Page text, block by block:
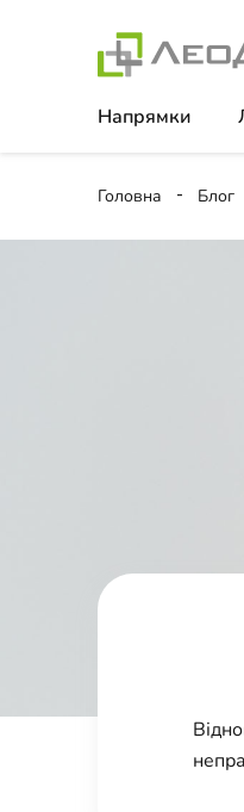
Напрямки
Головна Блог